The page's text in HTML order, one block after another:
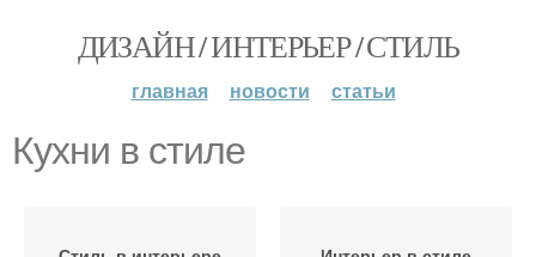
ДИЗАЙН / ИНТЕРЬЕР / СТИЛЬ
главная новости статьи
Кухни в стиле